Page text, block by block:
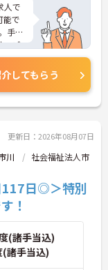
人で
能で
手当
。ご
してもらう
更新日：2026年08月07日
川
社会福祉法人市
117日◎＞特別
！
(諸手当込)
(諸手当込)